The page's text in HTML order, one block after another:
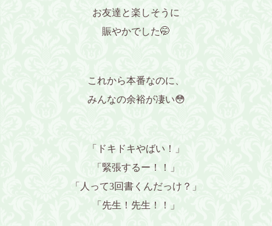
お友達と楽しそうに
賑やかでした🤭
これから本番なのに、
みんなの余裕が凄い😳
「ドキドキやばい！」
「緊張するー！！」
「人って3回書くんだっけ？」
「先生！先生！！」